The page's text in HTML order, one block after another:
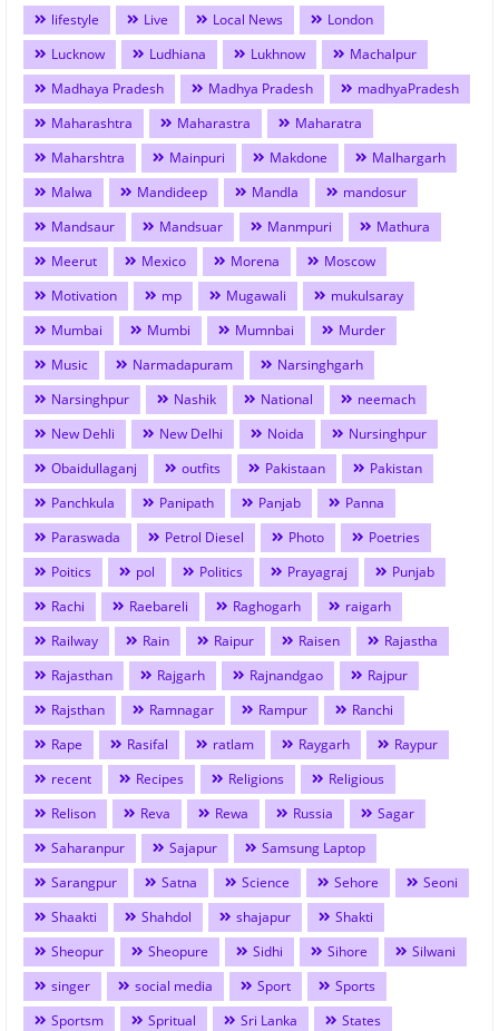
lifestyle
Live Local News
London
Lucknow
Ludhiana Lukhnow
Machalpur
Madhaya Pradesh
Madhya Pradesh
madhyaPradesh
Maharashtra
Maharastra
Maharatra
Maharshtra
Mainpuri Makdone
Malhargarh
Malwa
Mandideep Mandla
mandosur
Mandsaur
Mandsuar Manmpuri
Mathura
Meerut
Mexico Morena
Moscow
Motivation
mp Mugawali
mukulsaray
Mumbai
Mumbi Mumnbai
Murder
Music
Narmadapuram
Narsinghgarh
Narsinghpur
Nashik National
neemach
New Dehli
New Delhi Noida
Nursinghpur
Obaidullaganj
outfits Pakistaan
Pakistan
Panchkula
Panipath Panjab
Panna
Paraswada
Petrol Diesel Photo
Poetries
Poitics
pol Politics Prayagraj
Punjab
Rachi
Raebareli Raghogarh
raigarh
Railway
Rain Raipur Raisen
Rajastha
Rajasthan
Rajgarh Rajnandgao
Rajpur
Rajsthan
Ramnagar Rampur
Ranchi
Rape
Rasifal ratlam Raygarh
Raypur
recent
Recipes Religions
Religious
Relison
Reva Rewa Russia
Sagar
Saharanpur
Sajapur
Samsung Laptop
Sarangpur
Satna Science Sehore
Seoni
Shaakti
Shahdol shajapur
Shakti
Sheopur
Sheopure Sidhi Sihore
Silwani
singer
social media Sport
Sports
Sportsm
Spritual Sri Lanka
States